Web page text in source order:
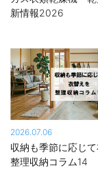
新情報2026
2026.07.06
収納も季節に応じ
整理収納コラム14